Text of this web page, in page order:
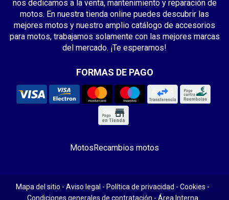
nos dedicamos a la venta, mantenimiento y reparación de
motos. En nuestra tienda online puedes descubrir las
mejores motos y nuestro amplio catálogo de accesorios
para motos, trabajamos solamente con las mejores marcas
del mercado. ¡Te esperamos!
FORMAS DE PAGO
MotosRecambios motos
Mapa del sitio - Aviso legal - Política de privacidad - Cookies -
Condiciones generales de contratación - Área Interna